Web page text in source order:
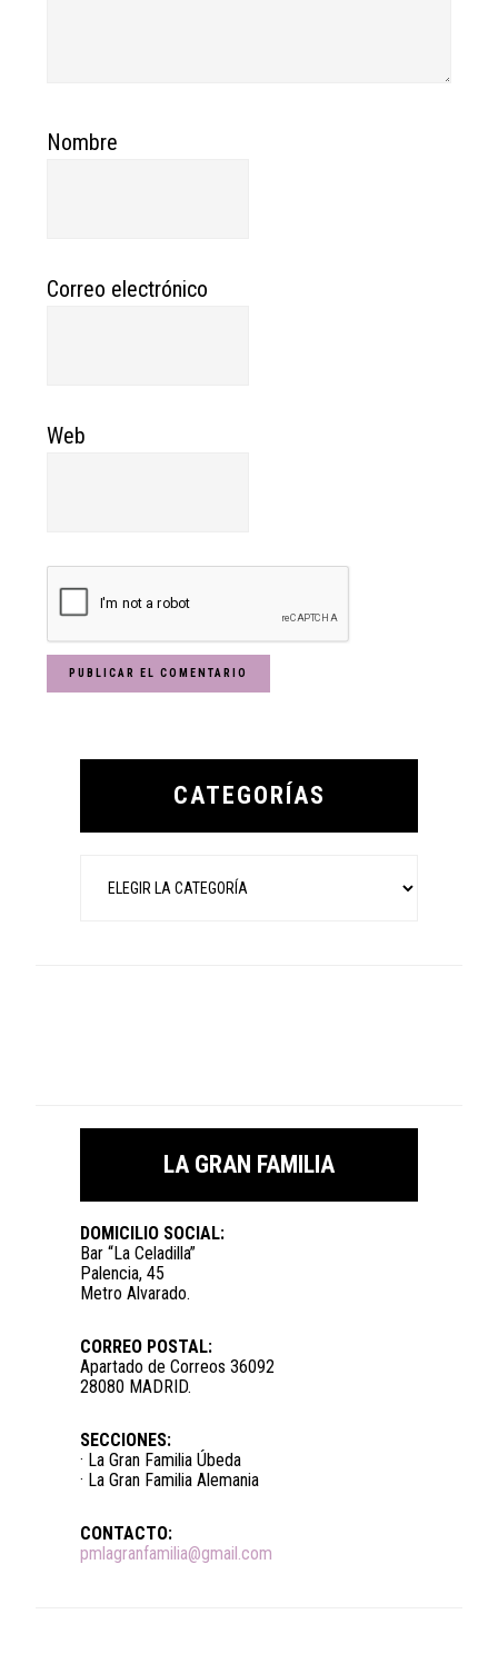
Nombre
Correo electrónico
Web
Primary
CATEGORÍAS
LA GRAN FAMILIA
DOMICILIO SOCIAL:
Bar “La Celadilla”
Palencia, 45
Metro Alvarado.
CORREO POSTAL:
Apartado de Correos 36092
28080 MADRID.
SECCIONES:
· La Gran Familia Úbeda
· La Gran Familia Alemania
CONTACTO:
pmlagranfamilia@gmail.com